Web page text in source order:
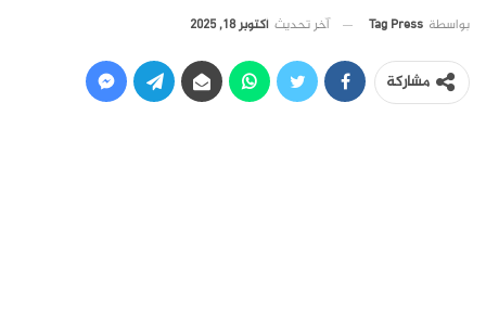
بواسطة Tag Press آخر تحديث أكتوبر 18, 2025
مشاركة